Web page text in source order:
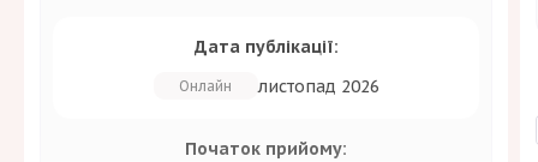
Дата публікації:
Онлайн листопад 2026
Початок прийому: